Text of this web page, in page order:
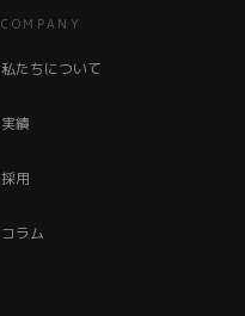
COMPANY
私たちについて
実績
採用
コラム